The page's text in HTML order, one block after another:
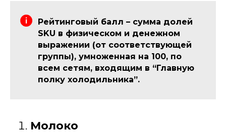
Рейтинговый балл – сумма долей
SKU в физическом и денежном
выражении (от соответствующей
группы), умноженная на 100, по
всем сетям, входящим в “Главную
полку холодильника”.
Молоко